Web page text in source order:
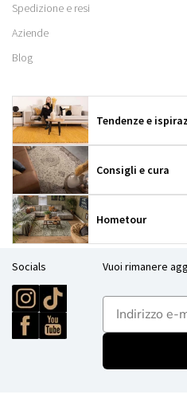
Spedizione e resi
Aziende
Blog
Tendenze e
Consigli e cura
Hometour
Socials Vuoi rimanere
E-mailadres